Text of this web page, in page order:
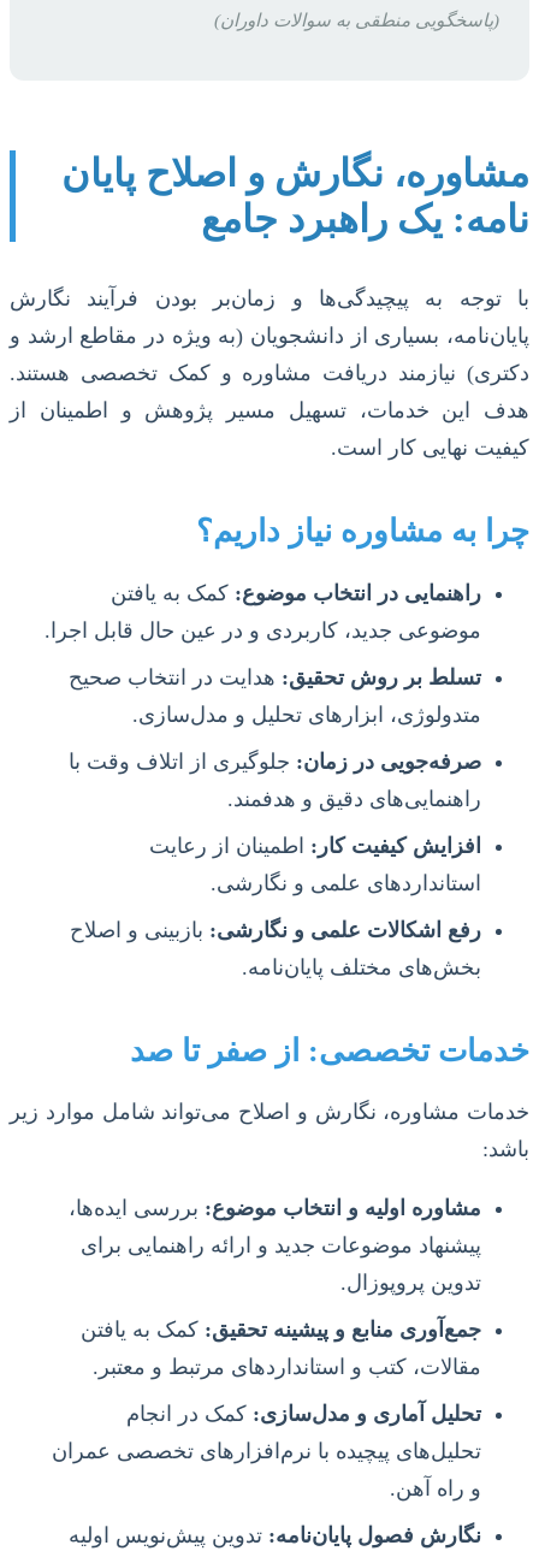
(پاسخگویی منطقی به سوالات داوران)
مشاوره، نگارش و اصلاح پایان
نامه: یک راهبرد جامع
با توجه به پیچیدگی‌ها و زمان‌بر بودن فرآیند نگارش
پایان‌نامه، بسیاری از دانشجویان (به ویژه در مقاطع ارشد و
دکتری) نیازمند دریافت مشاوره و کمک تخصصی هستند.
هدف این خدمات، تسهیل مسیر پژوهش و اطمینان از
کیفیت نهایی کار است.
چرا به مشاوره نیاز داریم؟
راهنمایی در انتخاب موضوع: کمک به یافتن
موضوعی جدید، کاربردی و در عین حال قابل اجرا.
تسلط بر روش تحقیق: هدایت در انتخاب صحیح
متدولوژی، ابزارهای تحلیل و مدل‌سازی.
صرفه‌جویی در زمان: جلوگیری از اتلاف وقت با
راهنمایی‌های دقیق و هدفمند.
افزایش کیفیت کار: اطمینان از رعایت
استانداردهای علمی و نگارشی.
رفع اشکالات علمی و نگارشی: بازبینی و اصلاح
بخش‌های مختلف پایان‌نامه.
خدمات تخصصی: از صفر تا صد
خدمات مشاوره، نگارش و اصلاح می‌تواند شامل موارد زیر
باشد:
مشاوره اولیه و انتخاب موضوع: بررسی ایده‌ها،
پیشنهاد موضوعات جدید و ارائه راهنمایی برای
تدوین پروپوزال.
جمع‌آوری منابع و پیشینه تحقیق: کمک به یافتن
مقالات، کتب و استانداردهای مرتبط و معتبر.
تحلیل آماری و مدل‌سازی: کمک در انجام
تحلیل‌های پیچیده با نرم‌افزارهای تخصصی عمران
و راه آهن.
نگارش فصول پایان‌نامه: تدوین پیش‌نویس اولیه